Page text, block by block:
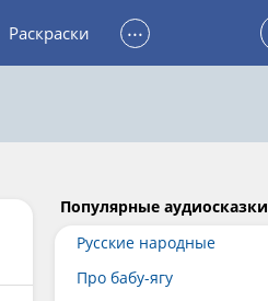
Раскраски ...
Популярные аудиосказки
Русские народные
Про бабу-ягу